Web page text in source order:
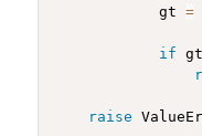
            gt
=
if
raise